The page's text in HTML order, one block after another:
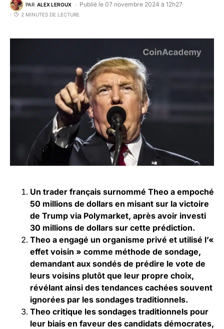
PAR ALEX LEROUX Publié le 07 novembre 2024 à 12h27
2 MINUTES DE LECTURE
Un trader français surnommé Theo a empoché
50 millions de dollars en misant sur la victoire
de Trump via Polymarket, après avoir investi
30 millions de dollars sur cette prédiction.
Theo a engagé un organisme privé et utilisé l’«
effet voisin » comme méthode de sondage,
demandant aux sondés de prédire le vote de
leurs voisins plutôt que leur propre choix,
révélant ainsi des tendances cachées souvent
ignorées par les sondages traditionnels.
Theo critique les sondages traditionnels pour
leur biais en faveur des candidats démocrates,